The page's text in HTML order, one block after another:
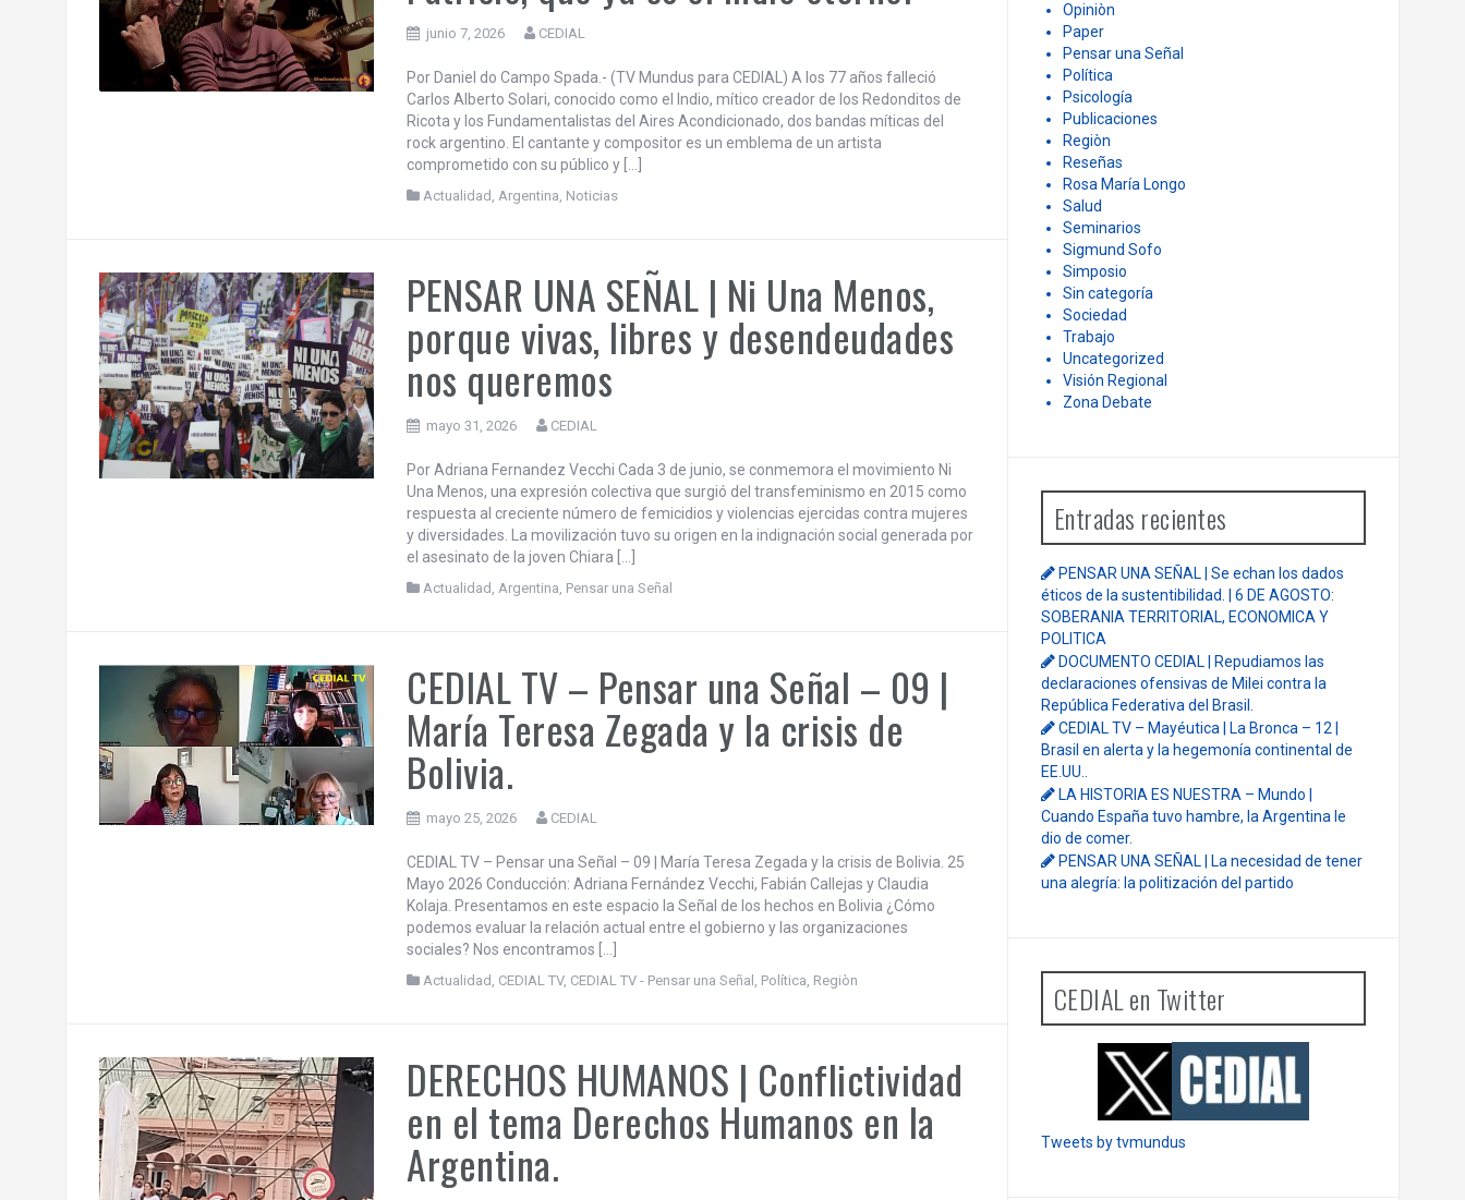
CULTURA – Música | Viva el Rey
Patricio, que ya es el Indio eterno.
Ricota y los Fundamentalistas del Aires Acondicionado, dos bandas míticas del
rock argentino. El cantante y compositor es un emblema de un artista
comprometido con su público y […]
Actualidad ,Argentina ,Noticias
PENSAR UNA SEÑAL | Ni Una Menos,
porque vivas, libres y desendeudades
nos queremos
y diversidades. La movilización tuvo su origen en la indignación social generada por
el asesinato de la joven Chiara […]
Actualidad Argentina,Pensar una Señal
CEDIAL TV – Pensar una Señal – 09 |
María Teresa Zegada y la crisis de
Bolivia.
podemos evaluar la relación actual entre el gobierno y las organizaciones
sociales? Nos encontramos […]
Actualidad,CEDIAL TV CEDIAL TV - Pensar una Señal Política Regiòn
linguística
Matemática
Memoria
Multimedia
Mundo
Mundo del Trabajo
Noticias
Opiniòn
Paper
Pensar una Señal
Política
Psicología
Publicaciones
Regiòn
Reseñas
Rosa María Longo
Salud
Seminarios
Sigmund Sofo
Trabajo
Uncategorized
Visión Regional
Entradas recientes
PENSAR UNA SEÑAL | Se echan los dados
éticos de la sustentibilidad. | 6 DE AGOSTO:
SOBERANIA TERRITORIAL, ECONOMICA Y
POLITICA
DOCUMENTO CEDIAL | Repudiamos las
declaraciones ofensivas de Milei contra la
República Federativa del Brasil.
CEDIAL TV – Mayéutica | La Bronca – 12 |
Cuando España tuvo hambre, la Argentina le
dio de comer.
PENSAR UNA SEÑAL | La necesidad de tener
CEDIAL en Twitter